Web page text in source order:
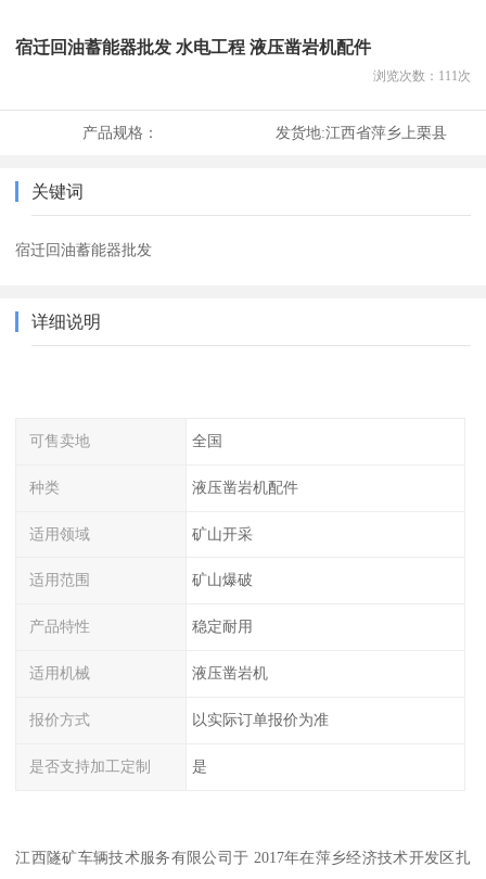
宿迁回油蓄能器批发 水电工程 液压凿岩机配件
浏览次数： 111次
产品规格： 发货地:江西省萍乡上栗县
关键词
宿迁回油蓄能器批发
详细说明
可售卖地 全国
种类 液压凿岩机配件
适用领域 矿山开采
适用范围 矿山爆破
产品特性 稳定耐用
适用机械 液压凿岩机
报价方式 以实际订单报价为准
是否支持加工定制 是
江西隧矿车辆技术服务有限公司于 2017年在萍乡经济技术开发区扎